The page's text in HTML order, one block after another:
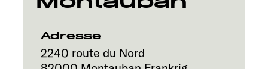
Adresse
2240 route du Nord